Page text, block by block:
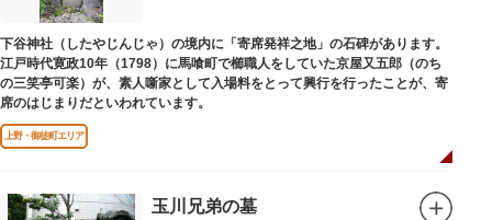
下谷神社（したやじんじゃ）の境内に「寄席発祥之地」の石碑があります。
江戸時代寛政10年（1798）に馬喰町で櫛職人をしていた京屋又五郎（のち
の三笑亭可楽）が、素人噺家として入場料をとって興行を行ったことが、寄
席のはじまりだといわれています。
上野・御徒町エリア
玉川兄弟の墓